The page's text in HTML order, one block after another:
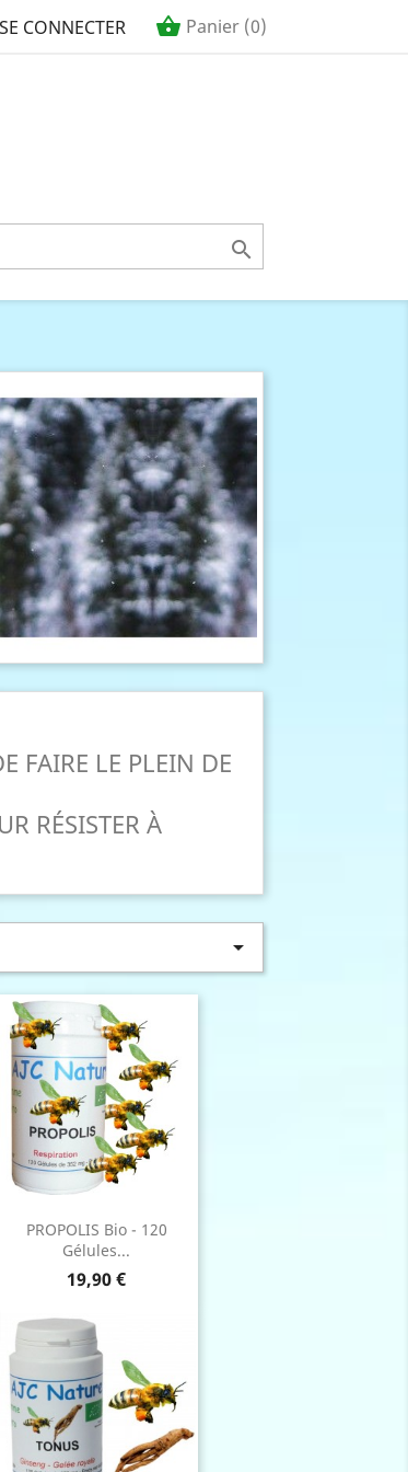
SE CONNECTER shopping_basket Panier (0)

FAIRE LE PLEIN DE
RÉSISTER À

PROPOLIS Bio - 120
Gélules...
Prix
19,90 €